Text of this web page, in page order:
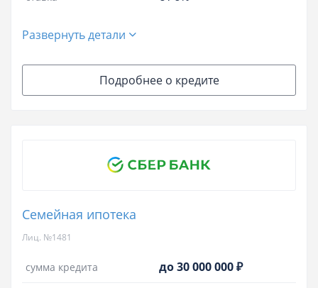
Развернуть детали
Подробнее о кредите
Семейная ипотека
Лиц. №1481
сумма кредита до 30 000 000 ₽